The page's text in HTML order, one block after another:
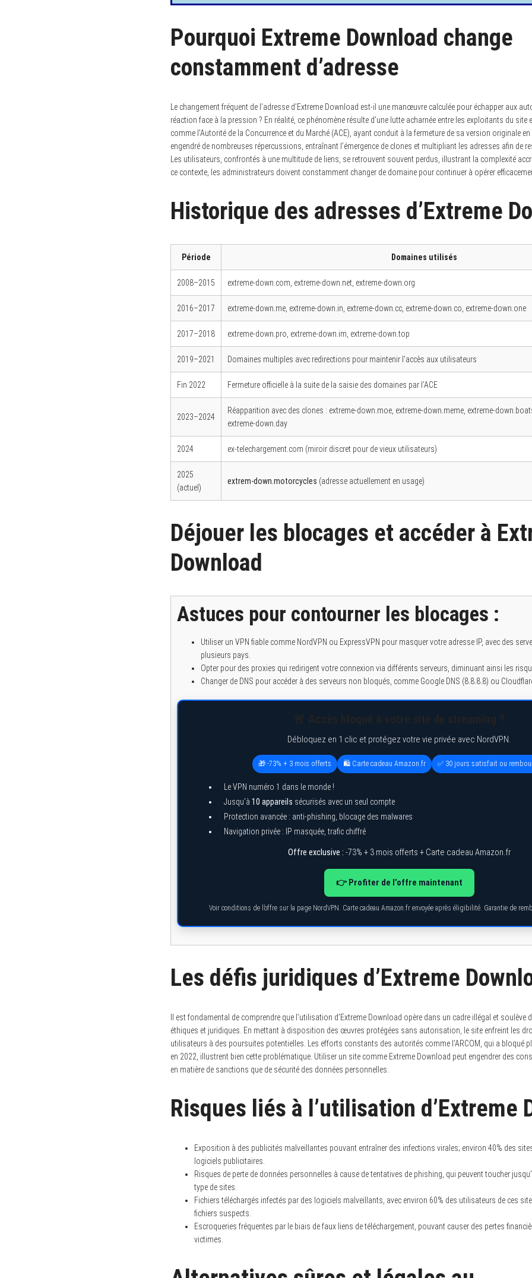
Pourquoi Extreme Download change
constamment d’adresse
Le changement fréquent de l’adresse d’Extreme Download est-il une manœuvre calculée pour échapper aux
réaction face à la pression ? En réalité, ce phénomène résulte d’une lutte acharnée entre les exploitants du site
comme l’Autorité de la Concurrence et du Marché (ACE), ayant conduit à la fermeture de sa version originale
engendré de nombreuses répercussions, entraînant l’émergence de clones et multipliant les adresses afin de
Les utilisateurs, confrontés à une multitude de liens, se retrouvent souvent perdus, illustrant la complexité
ce contexte, les administrateurs doivent constamment changer de domaine pour continuer à opérer
Historique des adresses d’Extreme
Période Domaines utilisés
2008–2015 extreme-down.com, extreme-down.net, extreme-down.org
2016–2017 extreme-down.me, extreme-down.in, extreme-down.cc, extreme-down.co, extreme-down.one
2017–2018 extreme-down.pro, extreme-down.im, extreme-down.top
2019–2021 Domaines multiples avec redirections pour maintenir l’accès aux utilisateurs
Fin 2022 Fermeture officielle à la suite de la saisie des domaines par l’ACE
2023–2024
Réapparition avec des clones : extreme-down.moe, extreme-down.meme, extreme-
extreme-down.day
2024 ex-telechargement.com (miroir discret pour de vieux utilisateurs)
2025
(actuel)
extrem-down.motorcycles (adresse actuellement en usage)
Déjouer les blocages et accéder à
Download
Astuces pour contourner les blocages :
Utiliser un VPN fiable comme NordVPN ou ExpressVPN pour masquer votre adresse IP, avec des
plusieurs pays.
Opter pour des proxies qui redirigent votre connexion via différents serveurs, diminuant ainsi les
Changer de DNS pour accéder à des serveurs non bloqués, comme Google DNS (8.8.8.8) ou
Débloquez en 1 clic et protégez votre vie privée avec NordVPN.
🎁 -73% + 3 mois offerts 🛍️ Carte cadeau Amazon.fr ✅ 30 jours satisfait ou
Le VPN numéro 1 dans le monde !
Jusqu’à 10 appareils sécurisés avec un seul compte
Protection avancée : anti-phishing, blocage des malwares
Navigation privée : IP masquée, trafic chiffré
Offre exclusive : -73% + 3 mois offerts + Carte cadeau Amazon.fr
👉 Profiter de l’offre maintenant
Voir conditions de l’offre sur la page NordVPN. Carte cadeau Amazon.fr envoyée après éligibilité. Garantie de
Les défis juridiques d’Extreme
Il est fondamental de comprendre que l’utilisation d’Extreme Download opère dans un cadre illégal et
éthiques et juridiques. En mettant à disposition des œuvres protégées sans autorisation, le site enfreint les
utilisateurs à des poursuites potentielles. Les efforts constants des autorités comme l’ARCOM, qui a bloqué
en 2022, illustrent bien cette problématique. Utiliser un site comme Extreme Download peut engendrer des
en matière de sanctions que de sécurité des données personnelles.
Risques liés à l’utilisation d’Extreme
Exposition à des publicités malveillantes pouvant entraîner des infections virales; environ 40% des
logiciels publicitaires.
Risques de perte de données personnelles à cause de tentatives de phishing, qui peuvent toucher
type de sites.
Fichiers téléchargés infectés par des logiciels malveillants, avec environ 60% des utilisateurs de ces
fichiers suspects.
Escroqueries fréquentes par le biais de faux liens de téléchargement, pouvant causer des pertes
victimes.